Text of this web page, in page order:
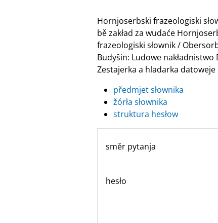
Hornjoserbski frazeologiski
bě zakład za wudaće
frazeologiski słownik /
Budyšin: Ludowe nakładnistwo
Zestajerka a hladarka
předmjet słownika
žórła słownika
struktura hesłow
směr pytanja
hesło